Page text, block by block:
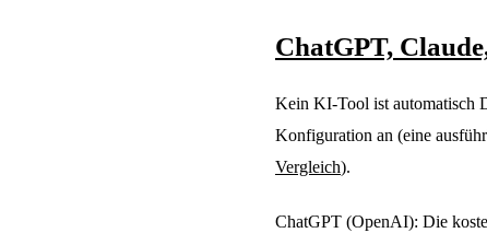
ChatGPT,
Kein KI-Tool ist automatisch
Konfiguration an (eine
Vergleich).
ChatGPT (OpenAI): Die